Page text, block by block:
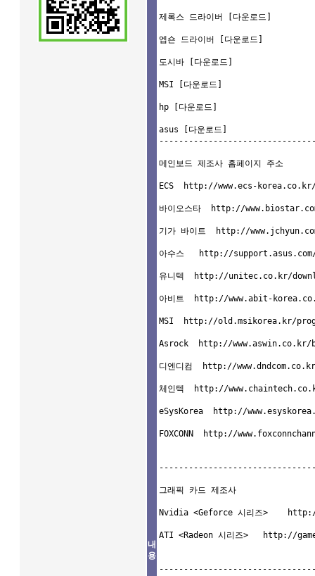
내
용
제록스 드라이버 [ 다운로드
엡숀 드라이버 [ 다운로드
도시바 [ 다운로드
MSI [ 다운로드
hp [ 다운로드
asus [ 다운로드
메인보드 제조사 홈페이지 주소
ECS  http://www.ecs-
바이오스타  http://
기가 바이트  http://
아수스   http://support.asus.com/
유니텍  http://unitec.co.kr/
아비트  http://www.abit-
MSI  http://old.msikorea.kr/
Asrock  http://www.aswin.co.kr/
디엔디컴  http://
체인텍  http://
eSysKorea  http://
FOXCONN  http://
그래픽 카드 제조사
Nvidia <Geforce 시리즈>
ATI <Radeon 시리즈>   http://